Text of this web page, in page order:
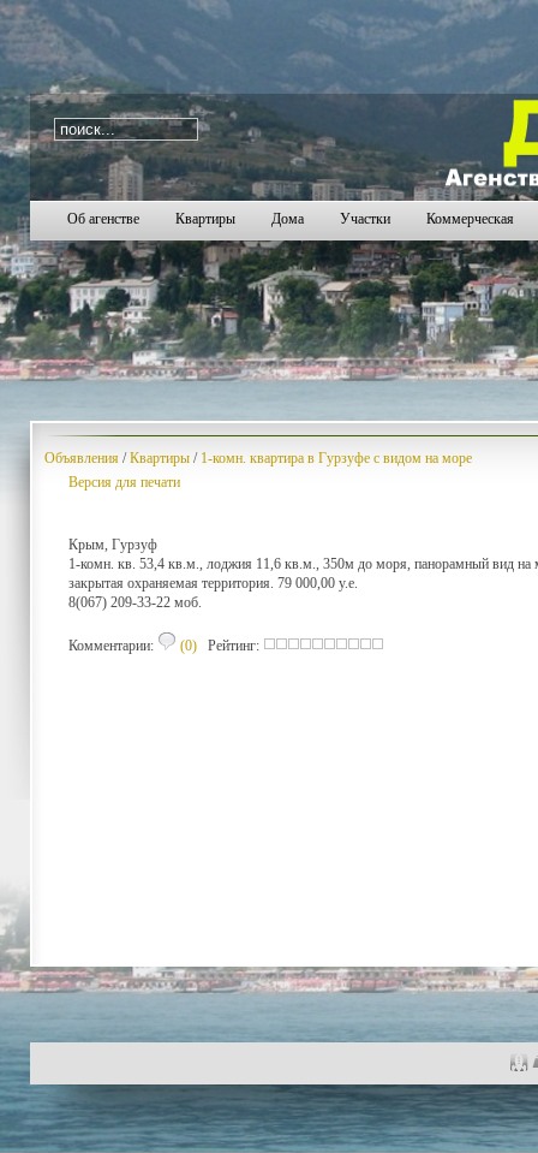
i=232
168169170171 173174 175 176177
Об агенстве Квартиры Дома Участки Коммерческая
Объявления /Квартиры / 1-комн. квартира в Гурзуфе с видом на море
Версия для печати
Крым, Гурзуф
1-комн. кв. 53,4 кв.м., лоджия 11,6 кв.м., 350м до моря, панорамный вид на
закрытая охраняемая территория. 79 000,00 у.е.
8(067) 209-33-22 моб.
Комментарии: (0) Рейтинг: